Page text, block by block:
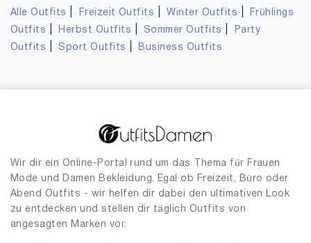
Alle Outfits Freizeit Outfits |Winter Outfits
Frühlings
Outfits
Herbst Outfits Sommer Outfits
Party
Outfits
Sport Outfits Business Outfits
Wir dir ein Online-Portal rund um das Thema für Frauen
Mode und Damen Bekleidung. Egal ob Freizeit, Büro oder
Abend Outfits - wir helfen dir dabei den ultimativen Look
zu entdecken und stellen dir täglich Outfits von
angesagten Marken vor.